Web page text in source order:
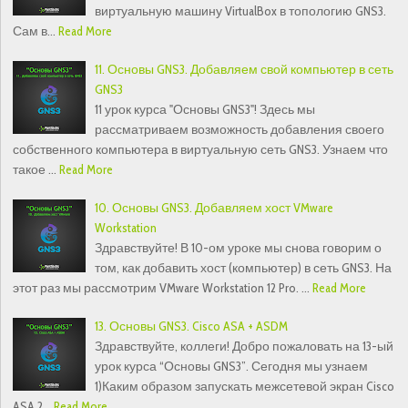
виртуальную машину VirtualBox в топологию GNS3.
Сам в… Read More
11. Основы GNS3. Добавляем свой компьютер в сеть
GNS3
11 урок курса "Основы GNS3"! Здесь мы
рассматриваем возможность добавления своего
собственного компьютера в виртуальную сеть GNS3. Узнаем что
такое … Read More
10. Основы GNS3. Добавляем хост VMware
Workstation
Здравствуйте! В 10-ом уроке мы снова говорим о
том, как добавить хост (компьютер) в сеть GNS3. На
этот раз мы рассмотрим VMware Workstation 12 Pro. … Read More
13. Основы GNS3. Cisco ASA + ASDM
Здравствуйте, коллеги! Добро пожаловать на 13-ый
урок курса “Основы GNS3”. Сегодня мы узнаем
1)Каким образом запускать межсетевой экран Cisco